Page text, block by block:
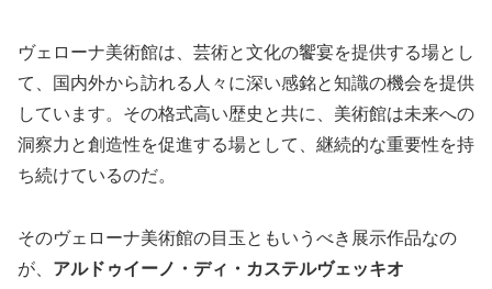
ヴェローナ美術館は、芸術と文化の饗宴を提供する場とし
て、国内外から訪れる人々に深い感銘と知識の機会を提供
しています。その格式高い歴史と共に、美術館は未来への
洞察力と創造性を促進する場として、継続的な重要性を持
ち続けているのだ。
そのヴェローナ美術館の目玉ともいうべき展示作品なの
が、 アルドゥイーノ・ディ・カステルヴェッキオ